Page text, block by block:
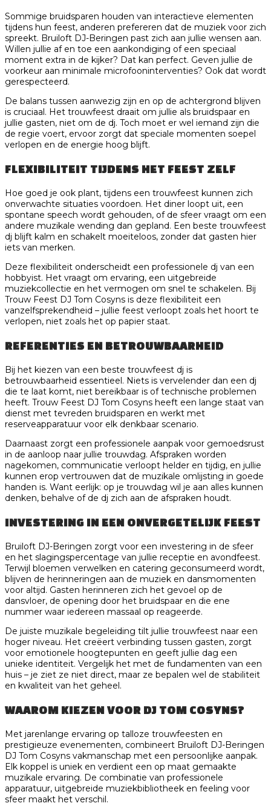
Sommige bruidsparen houden van interactieve elementen
tijdens hun feest, anderen prefereren dat de muziek voor zich
spreekt. Bruiloft DJ-Beringen past zich aan jullie wensen aan.
Willen jullie af en toe een aankondiging of een speciaal
moment extra in de kijker? Dat kan perfect. Geven jullie de
voorkeur aan minimale microfooninterventies? Ook dat wordt
gerespecteerd.
De balans tussen aanwezig zijn en op de achtergrond blijven
is cruciaal. Het trouwfeest draait om jullie als bruidspaar en
jullie gasten, niet om de dj. Toch moet er wel iemand zijn die
de regie voert, ervoor zorgt dat speciale momenten soepel
verlopen en de energie hoog blijft.
FLEXIBILITEIT TIJDENS HET FEEST ZELF
Hoe goed je ook plant, tijdens een trouwfeest kunnen zich
onverwachte situaties voordoen. Het diner loopt uit, een
spontane speech wordt gehouden, of de sfeer vraagt om een
andere muzikale wending dan gepland. Een beste trouwfeest
dj blijft kalm en schakelt moeiteloos, zonder dat gasten hier
iets van merken.
Deze flexibiliteit onderscheidt een professionele dj van een
hobbyist. Het vraagt om ervaring, een uitgebreide
muziekcollectie en het vermogen om snel te schakelen. Bij
Trouw Feest DJ Tom Cosyns is deze flexibiliteit een
vanzelfsprekendheid – jullie feest verloopt zoals het hoort te
verlopen, niet zoals het op papier staat.
REFERENTIES EN BETROUWBAARHEID
Bij het kiezen van een beste trouwfeest dj is
betrouwbaarheid essentieel. Niets is vervelender dan een dj
die te laat komt, niet bereikbaar is of technische problemen
heeft. Trouw Feest DJ Tom Cosyns heeft een lange staat van
dienst met tevreden bruidsparen en werkt met
reserveapparatuur voor elk denkbaar scenario.
Daarnaast zorgt een professionele aanpak voor gemoedsrust
in de aanloop naar jullie trouwdag. Afspraken worden
nagekomen, communicatie verloopt helder en tijdig, en jullie
kunnen erop vertrouwen dat de muzikale omlijsting in goede
handen is. Want eerlijk: op je trouwdag wil je aan alles kunnen
denken, behalve of de dj zich aan de afspraken houdt.
INVESTERING IN EEN ONVERGETELIJK FEEST
Bruiloft DJ-Beringen zorgt voor een investering in de sfeer
en het slagingspercentage van jullie receptie en avondfeest.
Terwijl bloemen verwelken en catering geconsumeerd wordt,
blijven de herinneringen aan de muziek en dansmomenten
voor altijd. Gasten herinneren zich het gevoel op de
dansvloer, de opening door het bruidspaar en die ene
nummer waar iedereen massaal op reageerde.
De juiste muzikale begeleiding tilt jullie trouwfeest naar een
hoger niveau. Het creëert verbinding tussen gasten, zorgt
voor emotionele hoogtepunten en geeft jullie dag een
unieke identiteit. Vergelijk het met de fundamenten van een
huis – je ziet ze niet direct, maar ze bepalen wel de stabiliteit
en kwaliteit van het geheel.
WAAROM KIEZEN VOOR DJ TOM COSYNS?
Met jarenlange ervaring op talloze trouwfeesten en
prestigieuze evenementen, combineert Bruiloft DJ-Beringen
DJ Tom Cosyns vakmanschap met een persoonlijke aanpak.
Elk koppel is uniek en verdient een op maat gemaakte
muzikale ervaring. De combinatie van professionele
apparatuur, uitgebreide muziekbibliotheek en feeling voor
sfeer maakt het verschil.